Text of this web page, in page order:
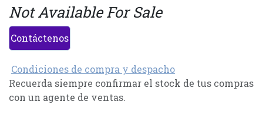
Not Available For Sale
Contáctenos
Condiciones de compra y despacho
Recuerda siempre confirmar el stock de tus compras
con un agente de ventas.